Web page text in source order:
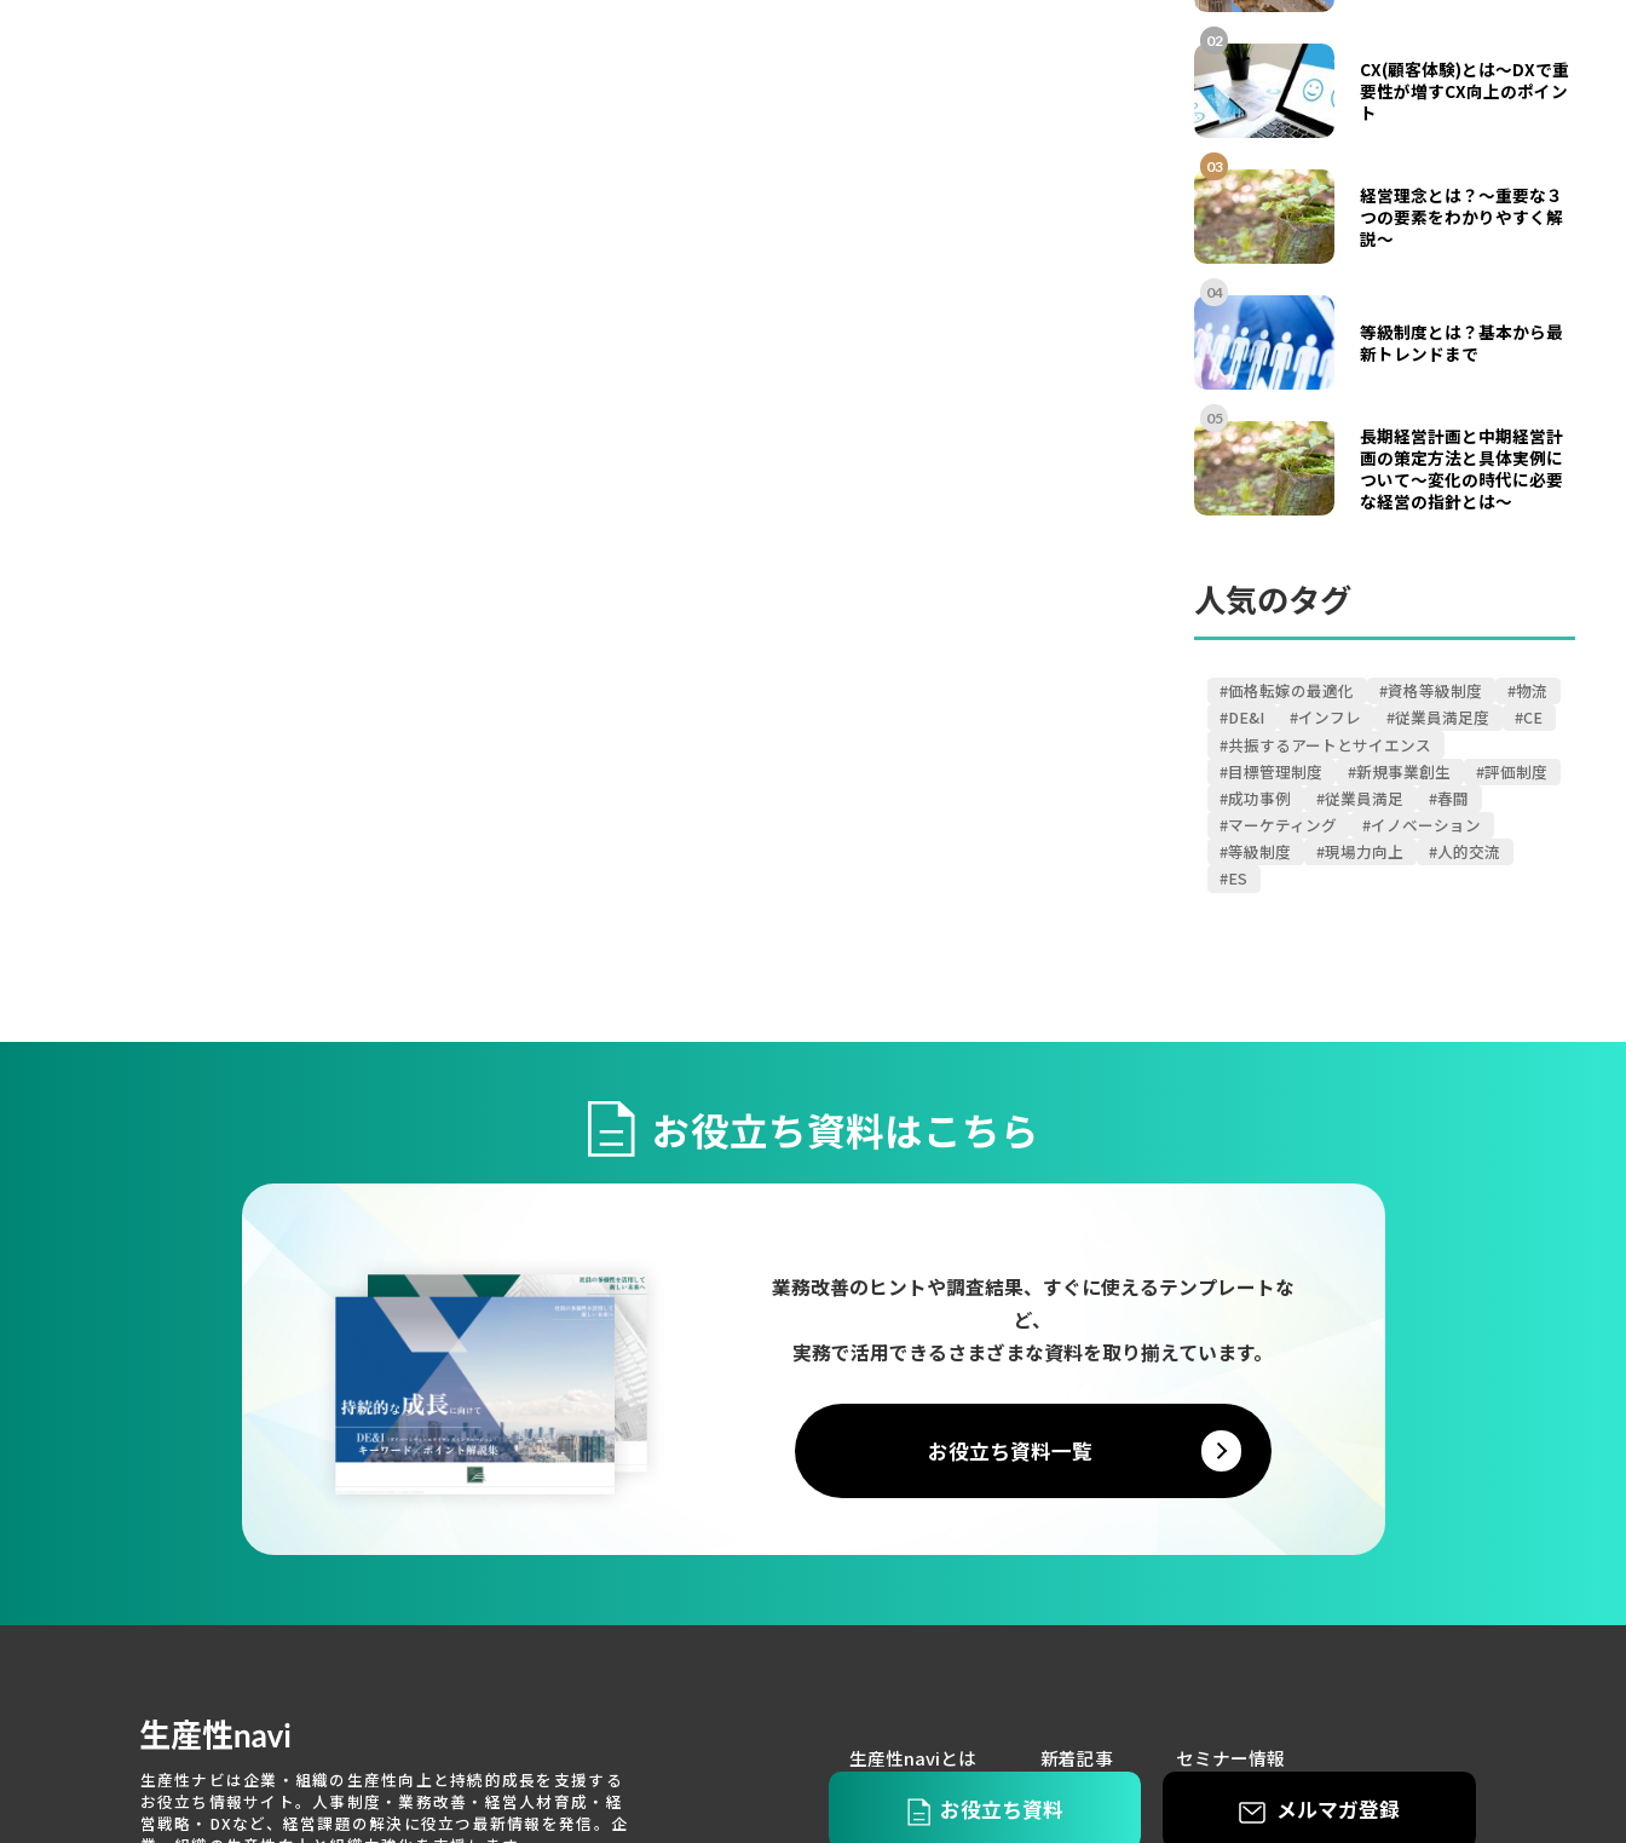
02
CX(顧客体験)とは～DXで重
要性が増すCX向上のポイン
ト
03
経営理念とは？～重要な３
つの要素をわかりやすく解
説～
04
等級制度とは？基本から最
新トレンドまで
05
長期経営計画と中期経営計
画の策定方法と具体実例に
ついて〜変化の時代に必要
な経営の指針とは〜
人気のタグ
#価格転嫁の最適化 #資格等級制度
#物流
#DE&I
#インフレ #従業員満足度
#CE
#共振するアートとサイエンス
#目標管理制度
#新規事業創生
#評価制度
#成功事例
#従業員満足
#春闘
#マーケティング
#イノベーション
#等級制度
#現場力向上
#人的交流
#ES
お役立ち資料はこちら
業務改善のヒントや調査結果、すぐに使えるテンプレートな
ど、
実務で活用できるさまざまな資料を取り揃えています。
お役立ち資料一覧
生産性ナビは企業・組織の生産性向上と持続的成長を支援する
お役立ち情報サイト。人事制度・業務改善・経営人材育成・経
営戦略・DXなど、経営課題の解決に役立つ最新情報を発信。企
生産性naviとは 新着記事 セミナー情報
お役立ち資料 メルマガ登録